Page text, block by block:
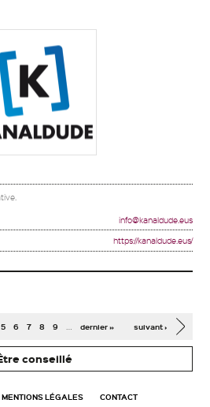
info@kanaldude.eus
https://kanaldude.eus/
5 6 7 8 9 … suivant ›
dernier »
conseillé
MENTIONS LÉGALES CONTACT